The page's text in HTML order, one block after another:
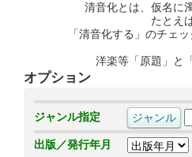
清音化とは、仮名に
たとえ
「清音化する」のチェ
洋楽等「原題」と
オプション
ジャンル指定
出版／発行年月